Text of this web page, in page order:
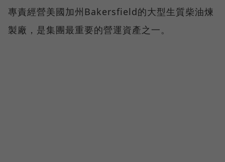
專責經營美國加州Bakersfield的大型生質柴油煉
製廠，是集團最重要的營運資產之一。